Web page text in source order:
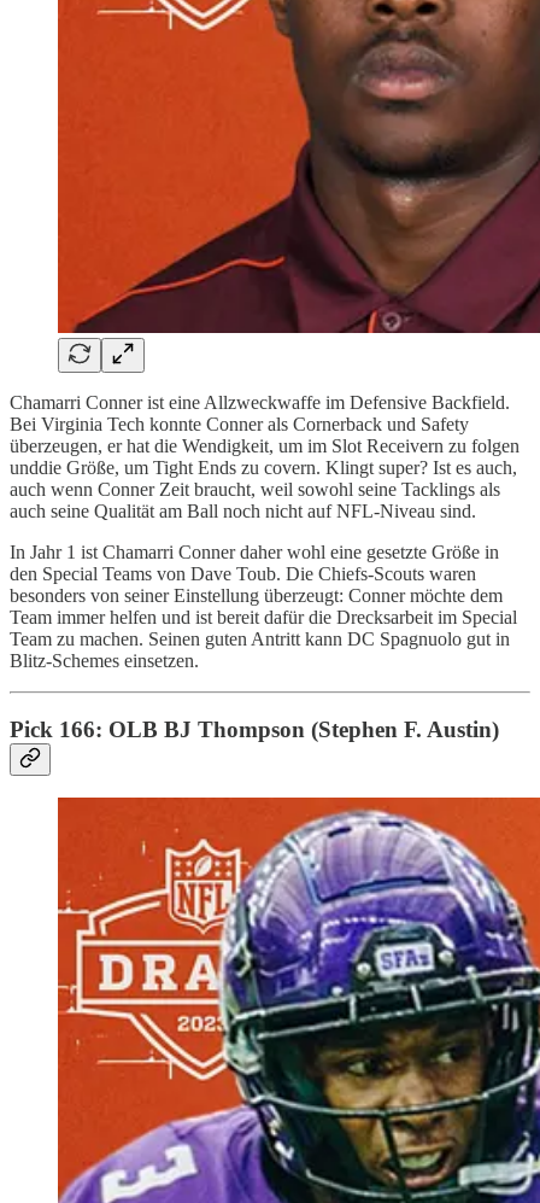
Chamarri Conner ist eine Allzweckwaffe im Defensive Backfield.
Bei Virginia Tech konnte Conner als Cornerback und Safety
überzeugen, er hat die Wendigkeit, um im Slot Receivern zu folgen
unddie Größe, um Tight Ends zu covern. Klingt super? Ist es auch,
auch wenn Conner Zeit braucht, weil sowohl seine Tacklings als
auch seine Qualität am Ball noch nicht auf NFL-Niveau sind.
In Jahr 1 ist Chamarri Conner daher wohl eine gesetzte Größe in
den Special Teams von Dave Toub. Die Chiefs-Scouts waren
besonders von seiner Einstellung überzeugt: Conner möchte dem
Team immer helfen und ist bereit dafür die Drecksarbeit im Special
Team zu machen. Seinen guten Antritt kann DC Spagnuolo gut in
Blitz-Schemes einsetzen.
Pick 166: OLB BJ Thompson (Stephen F. Austin)